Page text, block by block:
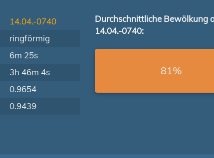
14.04.-0740
ringförmig
6m 25s
3h 46m 4s
0.9654
0.9439
Durchschnittliche Bewölkung
14.04.-0740:
81%